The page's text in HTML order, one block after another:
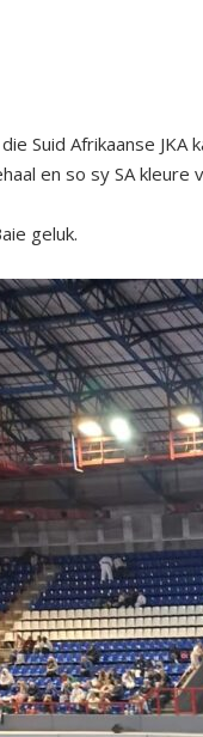
Suid Afrikaanse
en so sy SA kleure
geluk.